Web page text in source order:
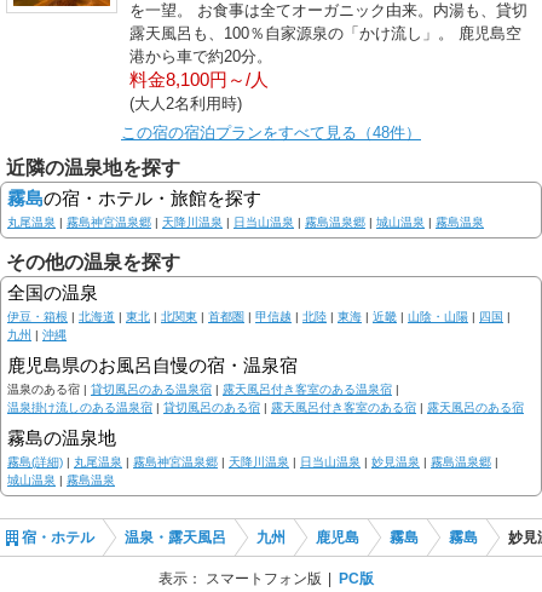
を一望。 お食事は全てオーガニック由来。内湯も、貸切
露天風呂も、100％自家源泉の「かけ流し」。 鹿児島空
港から車で約20分。
料金8,100円～/人
(大人2名利用時)
この宿の宿泊プランをすべて見る（48件）
近隣の温泉地を探す
霧島の宿・ホテル・旅館を探す
丸尾温泉 | 霧島神宮温泉郷 | 天降川温泉 | 日当山温泉 | 霧島温泉郷 | 城山温泉 | 霧島温泉
その他の温泉を探す
全国の温泉
伊豆・箱根 | 北海道 | 東北 | 北関東 | 首都圏 | 甲信越 | 北陸 | 東海 | 近畿 | 山陰・山陽 | 四国 |
九州 | 沖縄
鹿児島県のお風呂自慢の宿・温泉宿
温泉のある宿 | 貸切風呂のある温泉宿 | 露天風呂付き客室のある温泉宿 |
温泉掛け流しのある温泉宿 | 貸切風呂のある宿 | 露天風呂付き客室のある宿 | 露天風呂のある宿
霧島の温泉地
霧島(詳細) | 丸尾温泉 | 霧島神宮温泉郷 | 天降川温泉 | 日当山温泉 | 妙見温泉 | 霧島温泉郷 |
城山温泉 | 霧島温泉
宿・ホテル 温泉・露天風呂 九州 鹿児島 霧島 霧島 妙見
表示： スマートフォン版 PC版